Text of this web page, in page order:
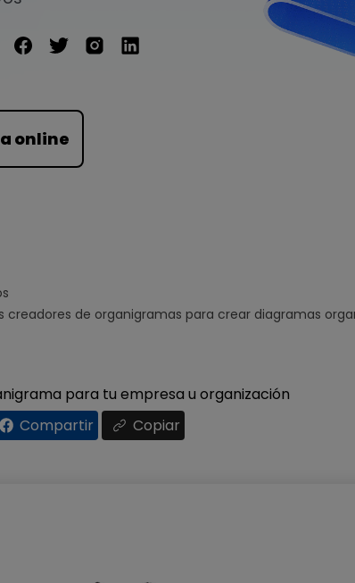
online
creadores de organigramas para crear diagramas
para tu empresa u organización
Compartir Copiar